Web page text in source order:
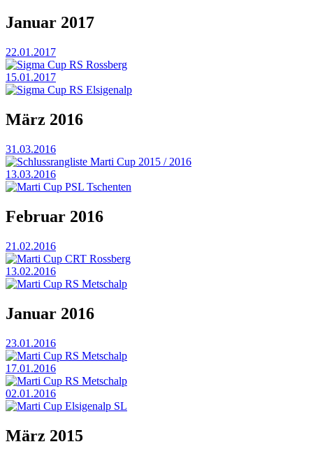
Januar 2017
22.01.2017
Sigma Cup RS Rossberg
15.01.2017
Sigma Cup RS Elsigenalp
März 2016
31.03.2016
Schlussrangliste Marti Cup 2015 / 2016
13.03.2016
Marti Cup PSL Tschenten
Februar 2016
21.02.2016
Marti Cup CRT Rossberg
13.02.2016
Marti Cup RS Metschalp
Januar 2016
23.01.2016
Marti Cup RS Metschalp
17.01.2016
Marti Cup RS Metschalp
02.01.2016
Marti Cup Elsigenalp SL
März 2015